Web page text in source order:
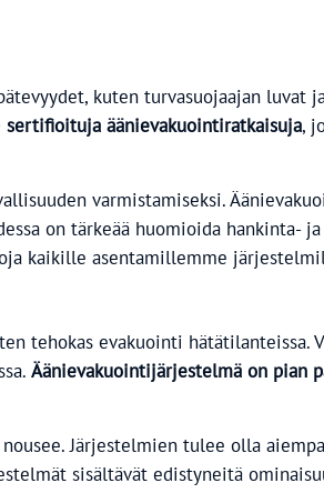
kuten turvasuojaajan luvat
sertifioituja äänievakuointiratkaisuja,
varmistamiseksi.
on tärkeää huomioida hankinta-
kaikille asentamillemme
evakuointi hätätilanteissa.
Äänievakuointijärjestelmä on pian
Järjestelmien tulee olla
sisältävät edistyneitä